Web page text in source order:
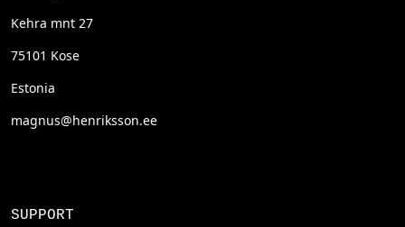
Kehra mnt 27
75101 Kose
Estonia
magnus@henriksson.ee
SUPPORT